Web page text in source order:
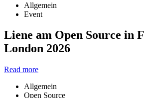
Allgemein
Event
Liene am Open Source in
London 2026
Read more
Allgemein
Open Source